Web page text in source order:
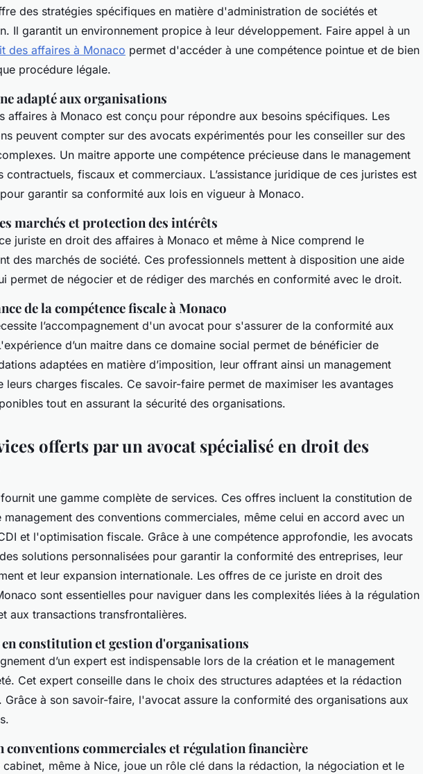
des stratégies spécifiques en matière d'administration de sociétés et
Il garantit un environnement propice à leur développement. Faire appel à un
des affaires à Monaco permet d'accéder à une compétence pointue et de bien
procédure légale.
adapté aux organisations
affaires à Monaco est conçu pour répondre aux besoins spécifiques. Les
peuvent compter sur des avocats expérimentés pour les conseiller sur des
Un maitre apporte une compétence précieuse dans le management
contractuels, fiscaux et commerciaux. L’assistance juridique de ces juristes est
garantir sa conformité aux lois en vigueur à Monaco.
marchés et protection des intérêts
juriste en droit des affaires à Monaco et même à Nice comprend le
des marchés de société. Ces professionnels mettent à disposition une aide
permet de négocier et de rédiger des marchés en conformité avec le droit.
de la compétence fiscale à Monaco
l’accompagnement d'un avocat pour s'assurer de la conformité aux
d’un maitre dans ce domaine social permet de bénéficier de
adaptées en matière d’imposition, leur offrant ainsi un management
leurs charges fiscales. Ce savoir-faire permet de maximiser les avantages
tout en assurant la sécurité des organisations.
offerts par un avocat spécialisé en droit des
une gamme complète de services. Ces offres incluent la constitution de
management des conventions commerciales, même celui en accord avec un
et l'optimisation fiscale. Grâce à une compétence approfondie, les avocats
solutions personnalisées pour garantir la conformité des entreprises, leur
et leur expansion internationale. Les offres de ce juriste en droit des
sont essentielles pour naviguer dans les complexités liées à la régulation
aux transactions transfrontalières.
constitution et gestion d'organisations
d’un expert est indispensable lors de la création et le management
Cet expert conseille dans le choix des structures adaptées et la rédaction
Grâce à son savoir-faire, l'avocat assure la conformité des organisations aux
conventions commerciales et régulation financière
cabinet, même à Nice, joue un rôle clé dans la rédaction, la négociation et le